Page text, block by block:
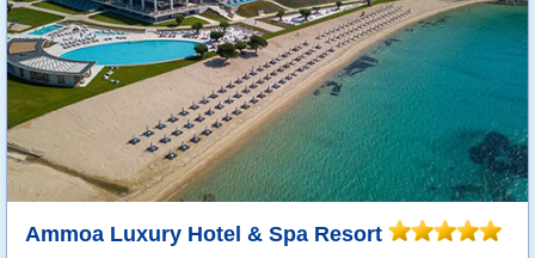
Ammoa Luxury Hotel & Spa Resort